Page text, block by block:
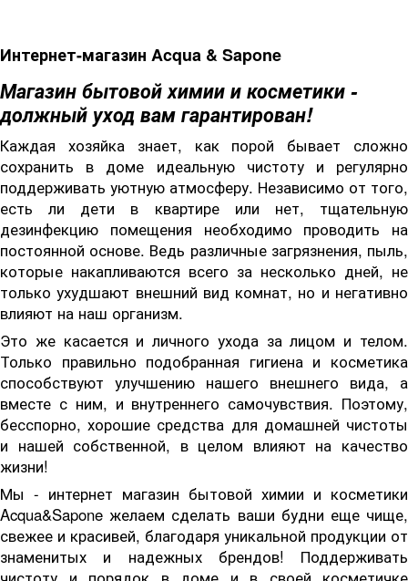
Интернет-магазин Acqua & Sapone
Магазин бытовой химии и косметики -
должный уход вам гарантирован!
Каждая хозяйка знает, как порой бывает сложно
сохранить в доме идеальную чистоту и регулярно
поддерживать уютную атмосферу. Независимо от того,
есть ли дети в квартире или нет, тщательную
дезинфекцию помещения необходимо проводить на
постоянной основе. Ведь различные загрязнения, пыль,
которые накапливаются всего за несколько дней, не
только ухудшают внешний вид комнат, но и негативно
влияют на наш организм.
Это же касается и личного ухода за лицом и телом.
Только правильно подобранная гигиена и косметика
способствуют улучшению нашего внешнего вида, а
вместе с ним, и внутреннего самочувствия. Поэтому,
бесспорно, хорошие средства для домашней чистоты
и нашей собственной, в целом влияют на качество
жизни!
Мы - интернет магазин бытовой химии и косметики
Acqua&Sapone желаем сделать ваши будни еще чище,
свежее и красивей, благодаря уникальной продукции от
знаменитых и надежных брендов! Поддерживать